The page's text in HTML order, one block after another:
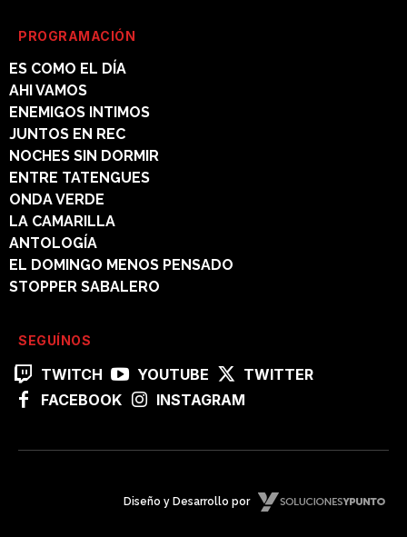
PROGRAMACIÓN
ES COMO EL DÍA
AHI VAMOS
ENEMIGOS INTIMOS
JUNTOS EN REC
NOCHES SIN DORMIR
ENTRE TATENGUES
ONDA VERDE
LA CAMARILLA
ANTOLOGÍA
EL DOMINGO MENOS PENSADO
STOPPER SABALERO
SEGUÍNOS
TWITCH YOUTUBE
TWITTER
FACEBOOK
INSTAGRAM
Diseño y Desarrollo por